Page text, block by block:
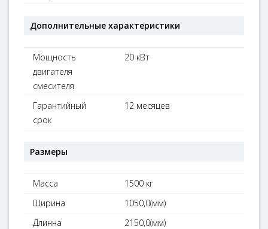
Дополнительные характеристики
Мощность
двигателя
смесителя
20 кВт
Гарантийный
срок
12 месяцев
Размеры
Масса
1500 кг
Ширина
1050,0(мм)
Длинна
2150,0(мм)